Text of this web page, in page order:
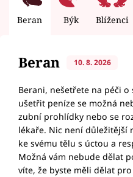
Beran Býk Blíženci
Beran 10. 8. 2026
Berani, nešetřete na péči o
ušetřit peníze se možná
zubní prohlídky nebo se
lékaře. Nic není důležitější
ke svému tělu s úctou a
Možná vám nebude dělat
víte, že byste měli dělat pro